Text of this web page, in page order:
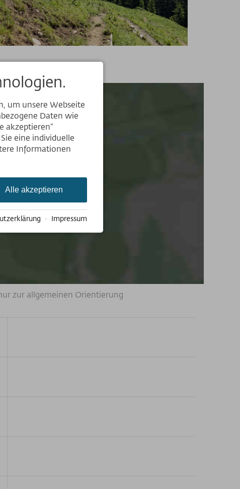
zur allgemeinen Orientierung
um unsere Webseite
Daten wie
akzeptieren“
eine individuelle
Informationen
Alle akzeptieren
· Impressum